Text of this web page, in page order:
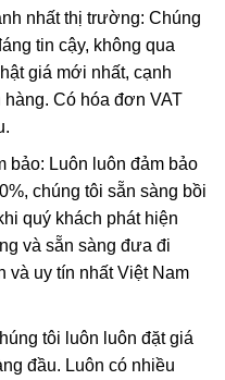
thành màuvàng, và
kim hoàn đá quý
gia nhiệt”. Thạch
khi bị lộ ra mặt đất.
chất lượng cao. Các
giống với ametit tự
chính xác trừ khi
cao cấp tốn kém. Thử
tên “Brazil law twinning”
khi đó cấu trúc thạch
thành một tinh thể duy
tổng hợp sẽ dễ
người ta có thể tạo
nhất thị trường: Chúng
tin cậy, không qua
giá mới nhất, cạnh
Có hóa đơn VAT
bảo: Luôn luôn đảm bảo
chúng tôi sẵn sàng bồi
quý khách phát hiện
và sẵn sàng đưa đi
và uy tín nhất Việt Nam
tôi luôn luôn đặt giá
đầu. Luôn có nhiều